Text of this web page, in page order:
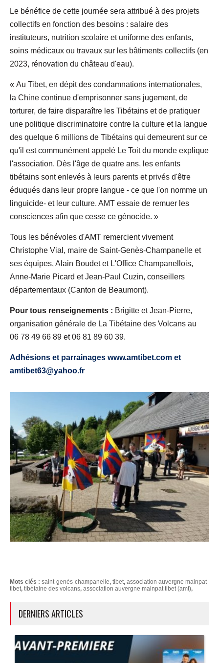
Le bénéfice de cette journée sera attribué à des projets
collectifs en fonction des besoins : salaire des
instituteurs, nutrition scolaire et uniforme des enfants,
soins médicaux ou travaux sur les bâtiments collectifs (en
2023, rénovation du château d'eau).
« Au Tibet, en dépit des condamnations internationales,
la Chine continue d'emprisonner sans jugement, de
torturer, de faire disparaître les Tibétains et de pratiquer
une politique discriminatoire contre la culture et la langue
des quelque 6 millions de Tibétains qui demeurent sur ce
qu'il est communément appelé Le Toit du monde explique
l'association. Dès l'âge de quatre ans, les enfants
tibétains sont enlevés à leurs parents et privés d'être
éduqués dans leur propre langue - ce que l'on nomme un
linguicide- et leur culture. AMT essaie de remuer les
consciences afin que cesse ce génocide. »
Tous les bénévoles d'AMT remercient vivement
Christophe Vial, maire de Saint-Genès-Champanelle et
ses équipes, Alain Boudet et L'Office Champanellois,
Anne-Marie Picard et Jean-Paul Cuzin, conseillers
départementaux (Canton de Beaumont).
Pour tous renseignements : Brigitte et Jean-Pierre,
organisation générale de La Tibétaine des Volcans au
06 78 49 66 89 et 06 81 89 60 39.
Adhésions et parrainages www.amtibet.com et
amtibet63@yahoo.fr
Mots clés : saint-genès-champanelle, tibet, association auvergne mainpat
tibet, tibétaine des volcans, association auvergne mainpat tibet (amt),
DERNIERS ARTICLES